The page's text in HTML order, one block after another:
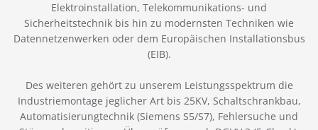
Elektroinstallation, Telekommunikations- und
Sicherheitstechnik bis hin zu modernsten Techniken wie
Datennetzenwerken oder dem Europäischen Installationsbus
(EIB).
Des weiteren gehört zu unserem Leistungsspektrum die
Industriemontage jeglicher Art bis 25KV, Schaltschrankbau,
Automatisierungtechnik (Siemens S5/S7), Fehlersuche und